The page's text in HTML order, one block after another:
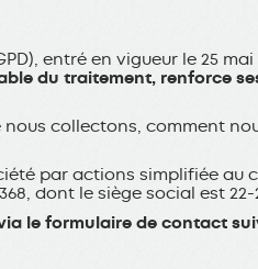
entré en vigueur le 25
du traitement, renforce
collectons, comment
par actions simplifiée au
dont le siège social est 22-
le formulaire de contact